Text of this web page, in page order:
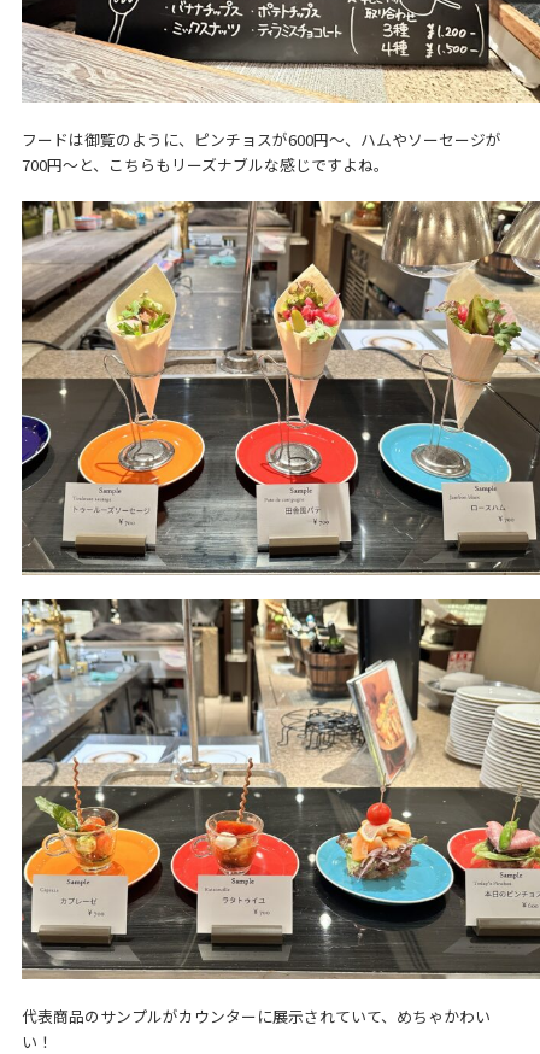
フードは御覧のように、ピンチョスが600円～、ハムやソーセージが
700円～と、こちらもリーズナブルな感じですよね。
代表商品のサンプルがカウンターに展示されていて、めちゃかわい
い！